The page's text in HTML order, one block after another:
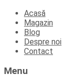
Skip
content
Acasă
Magazin
Blog
Despre noi
Contact
Menu